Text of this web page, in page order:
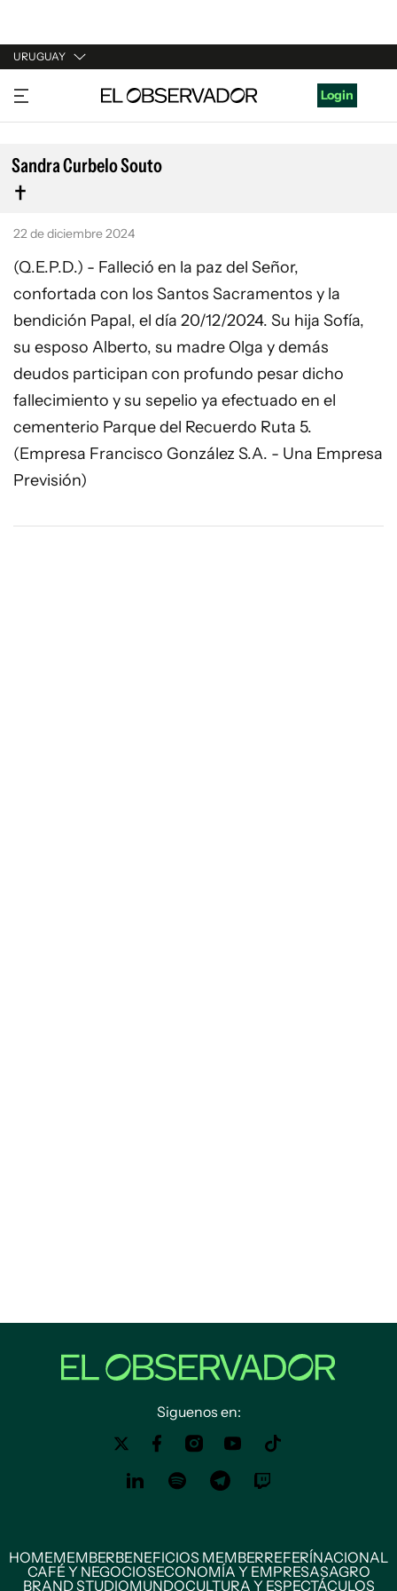
URUGUAY
URUGUAY
ARGENTINA
ESPAÑA
ESTADOS UNIDOS
Login
Sandra Curbelo Souto
22 de diciembre 2024
(Q.E.P.D.) - Falleció en la paz del Señor,
confortada con los Santos Sacramentos y la
bendición Papal, el día 20/12/2024. Su hija Sofía,
su esposo Alberto, su madre Olga y demás
deudos participan con profundo pesar dicho
fallecimiento y su sepelio ya efectuado en el
cementerio Parque del Recuerdo Ruta 5.
(Empresa Francisco González S.A. - Una Empresa
Previsión)
Siguenos en:
HOMEMEMBERBENEFICIOS MEMBERREFERÍNACIONAL
CAFÉ Y NEGOCIOSECONOMÍA Y EMPRESASAGRO
BRAND STUDIOMUNDOCULTURA Y ESPECTÁCULOS